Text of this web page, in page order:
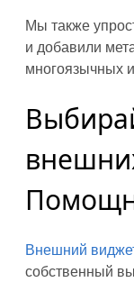
Мы также
и добавили
многоязычных
Внешний
собственный